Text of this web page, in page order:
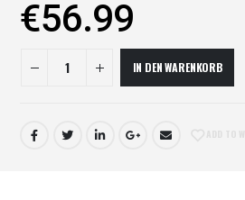
€56.99
IN DEN WARENKORB